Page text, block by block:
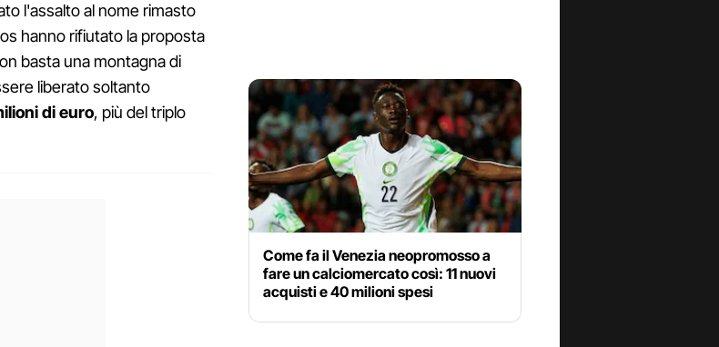
l'assalto al nome rimasto
hanno rifiutato la proposta
basta una montagna di
liberato soltanto
di euro, più del triplo
Come fa il Venezia neopromosso a
fare un calciomercato così: 11 nuovi
acquisti e 40 milioni spesi